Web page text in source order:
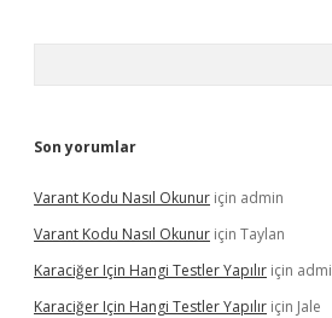
Son yorumlar
Varant Kodu Nasıl Okunur için admin
Varant Kodu Nasıl Okunur için Taylan
Karaciğer Için Hangi Testler Yapılır için
Karaciğer Için Hangi Testler Yapılır için Jale